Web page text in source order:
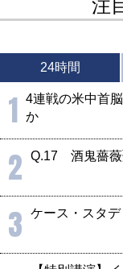
注
24時間
1 4連戦の米中首
か
2 Q.17 酒鬼薔薇
3 ケース・スタ